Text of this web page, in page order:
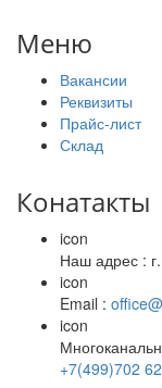
Меню
Вакансии
Реквизиты
Прайс-лист
Склад
Конатакты
icon
Наш адрес :
icon
Email :
icon
+7(499)702